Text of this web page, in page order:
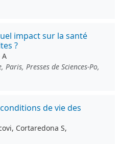
impact sur la santé
?
A
Presses de Sciences-Po,
de vie des
Cortaredona S,